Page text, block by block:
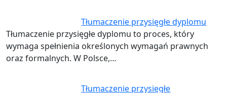
Tłumaczenie przysięgłe dyplomu
Tłumaczenie przysięgłe dyplomu to proces, który
wymaga spełnienia określonych wymagań prawnych
oraz formalnych. W Polsce,…
Tłumaczenie przysięgłe